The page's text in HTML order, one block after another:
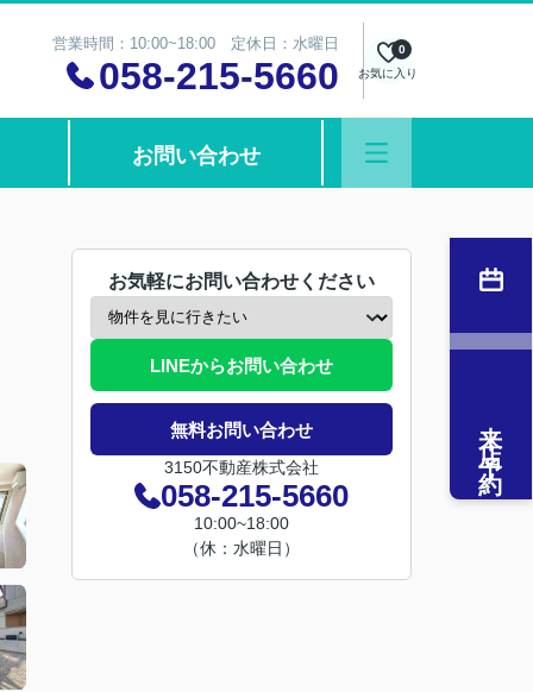
営業時間：10:00~18:00 定休日：水曜日
058-215-5660 お気に入り
0
お問い合わせ
お気軽にお問い合わせください
LINEからお問い合わせ
無料お問い合わせ
3150不動産株式会社
058-215-5660
10:00~18:00
（休：水曜日）
来店予約